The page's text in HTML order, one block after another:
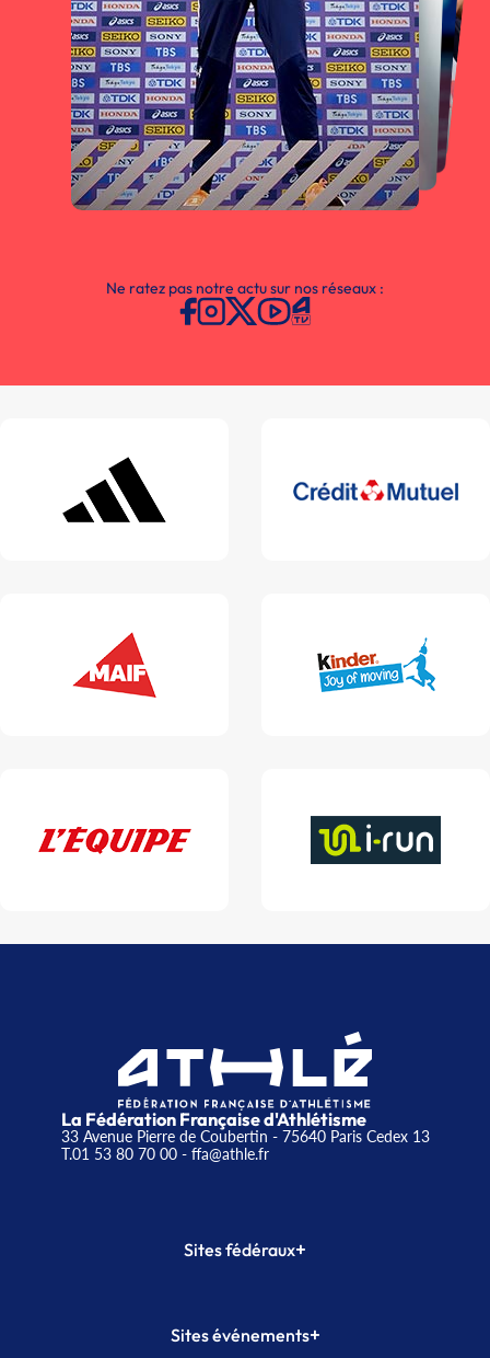
Ne ratez pas notre actu sur nos réseaux :
La Fédération Française d'Athlétisme
33 Avenue Pierre de Coubertin - 75640 Paris Cedex 13
T.01 53 80 70 00- ffa@athle.fr
Sites fédéraux+
Plateforme Formation
Sites événements+